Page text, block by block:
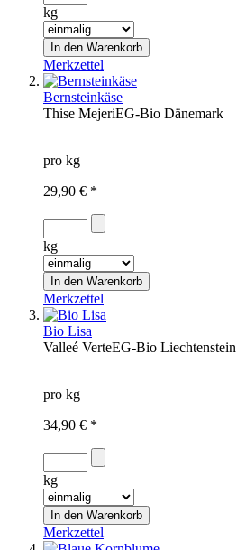
kg
Merkzettel
Bernsteinkäse
Thise MejeriEG-Bio Dänemark
pro kg
29,90 € *
kg
Merkzettel
Bio Lisa
Valleé VerteEG-Bio Liechtenstein
pro kg
34,90 € *
kg
Merkzettel